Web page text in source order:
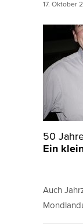
17. Oktober
50
Ein
Auch